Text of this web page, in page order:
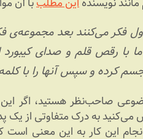
فکر می‌کنند بعد مجموعه‌ی
با رقص قلم و صدای
کرده و سپس آنها را با
صاحب‌نظر هستید، اگر
می‌کنید به درک متفاوتی از
این کار به این معنی